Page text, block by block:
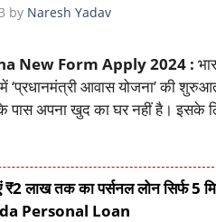
by Naresh Yadav
New Form Apply 2024 :
‘प्रधानमंत्री आवास योजना’ की
पास अपना खुद का घर नहीं है। इसके
₹2 लाख तक का पर्सनल लोन सिर्फ
Personal Loan